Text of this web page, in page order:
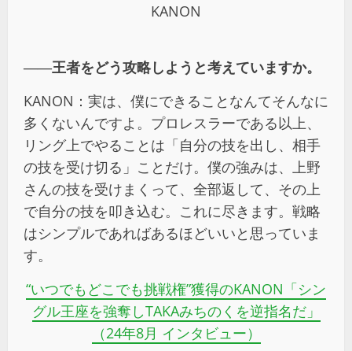
KANON
――王者をどう攻略しようと考えていますか。
KANON：実は、僕にできることなんてそんなに
多くないんですよ。プロレスラーである以上、
リング上でやることは「自分の技を出し、相手
の技を受け切る」ことだけ。僕の強みは、上野
さんの技を受けまくって、全部返して、その上
で自分の技を叩き込む。これに尽きます。戦略
はシンプルであればあるほどいいと思っていま
す。
“いつでもどこでも挑戦権”獲得のKANON「シン
グル王座を強奪しTAKAみちのくを逆指名だ」
（24年8月 インタビュー）